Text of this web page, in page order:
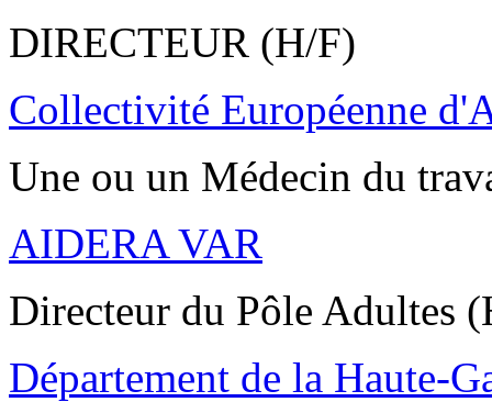
DIRECTEUR (H/F)
Collectivité Européenne
Une ou un Médecin du
AIDERA VAR
Directeur du Pôle Adultes
Département de la Haute-